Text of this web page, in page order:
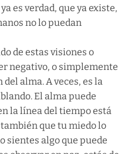
es verdad, que ya existe,
no lo puedan
de estas visiones o
negativo, o simplemente
alma. A veces, es la
El alma puede
la línea del tiempo está
que tu miedo lo
sientes algo que puede